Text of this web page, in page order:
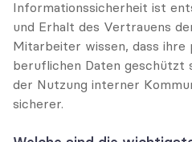
Informationssicherheit ist
und Erhalt des Vertrauens
Mitarbeiter wissen, dass ihre
beruflichen Daten geschützt
der Nutzung interner
sicherer.